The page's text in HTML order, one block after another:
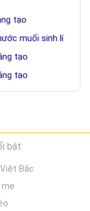
tạo
muối sinh lí
tạo
tạo
bật
Bắc
mẹ